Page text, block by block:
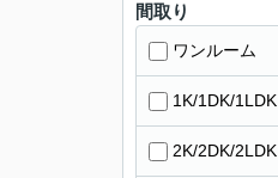
間取り
ワンルーム
1K/1DK/1LDK
2K/2DK/2LDK